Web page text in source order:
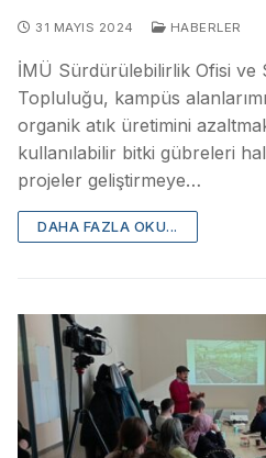
31 MAYIS 2024 HABERLER
İMÜ Sürdürülebilirlik Ofisi ve
Topluluğu, kampüs
organik atık üretimini
kullanılabilir bitki gübreleri
projeler geliştirmeye…
DAHA FAZLA OKU...